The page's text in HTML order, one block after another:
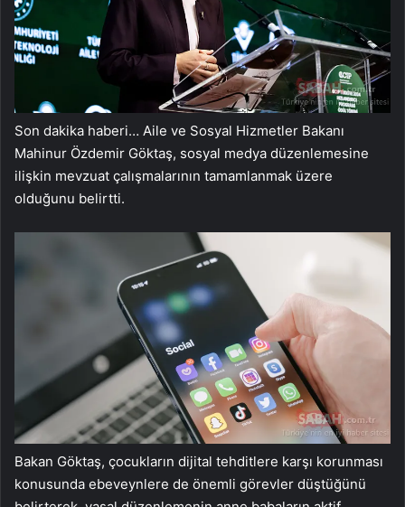
Son dakika haberi… Aile ve Sosyal Hizmetler Bakanı
Mahinur Özdemir Göktaş, sosyal medya düzenlemesine
ilişkin mevzuat çalışmalarının tamamlanmak üzere
olduğunu belirtti.
Bakan Göktaş, çocukların dijital tehditlere karşı korunması
konusunda ebeveynlere de önemli görevler düştüğünü